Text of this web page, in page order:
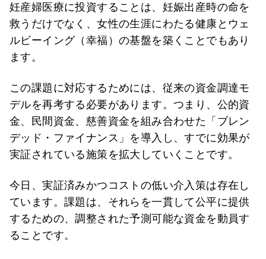
妊産婦医療に投資することは、妊娠出産時の命を
救うだけでなく、女性の生涯にわたる健康とウェ
ルビーイング（幸福）の基盤を築くことでもあり
ます。
この課題に対応するためには、従来の資金調達モ
デルを再考する必要があります。つまり、公的資
金、民間資金、慈善資金を組み合わせた「ブレン
デッド・ファイナンス」を導入し、すでに効果が
実証されている施策を拡大していくことです。
今日、実証済みかつコストの低い介入策は存在し
ています。課題は、それらを一貫して公平に提供
するための、調整された予測可能な資金を動員す
ることです。